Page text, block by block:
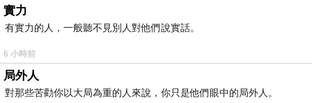
實力
有實力的人，一般聽不見別人對他們說實話。
6 小時前
局外人
對那些苦勸你以大局為重的人來說，你只是他們眼中的局外人。